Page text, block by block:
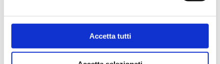
Accetta tutti